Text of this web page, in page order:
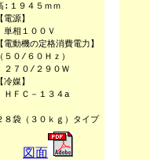
:１９４５ｍｍ
電源】
相１００Ｖ
電動機の定格消費電力】
５０/６０Ｈｚ）
７０/２９０Ｗ
冷媒】
ＦＣ－１３４a
８袋（３０ｋｇ）タイプ
図面